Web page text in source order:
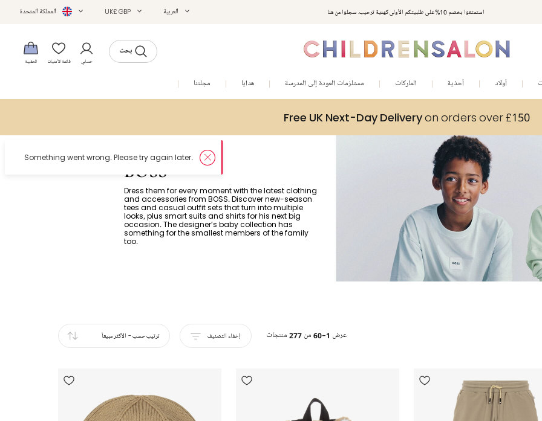
استمتعوا بخصم 10% على طلبيتكم الأولى كهدية ترحيب. سجلوا من هنا العربية UK£ GBP المملكة المتحدة
بحث
حسابي قائمة الأمنيات الحقيبة
أولاد أحذية الماركات مستلزمات العودة إلى المدرسة هدايا مجلتنا
Free UK Next-Day Deliveryon orders over £150
BOSS
Dress them for every moment with the latest clothing
and accessories from BOSS. Discover new-season
tees and casual outfit sets that turn into multiple
looks, plus smart suits and shirts for his next big
occasion. The designer’s baby collection has
something for the smallest members of the family
too.
عرض 1-60 من 277 منتجات إخفاء التصنيف ترتيب حسب- الأكثر مبيعاً